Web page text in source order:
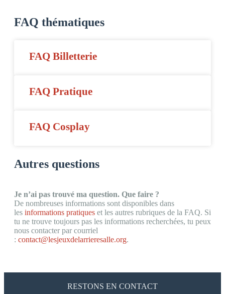
FAQ thématiques
FAQ Billetterie
FAQ Pratique
FAQ Cosplay
Autres questions
Je n’ai pas trouvé ma question. Que faire ?
De nombreuses informations sont disponibles dans
les informations pratiques et les autres rubriques de la FAQ. Si
tu ne trouve toujours pas les informations recherchées, tu peux
nous contacter par courriel
: contact@lesjeuxdelarrieresalle.org.
RESTONS EN CONTACT